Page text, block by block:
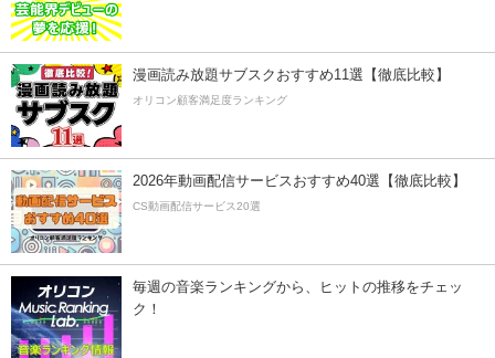
漫画読み放題サブスクおすすめ11選【徹底比較】
オリコン顧客満足度ランキング
2026年動画配信サービスおすすめ40選【徹底比較】
CS動画配信サービス20選
毎週の音楽ランキングから、ヒットの推移をチェッ
ク！